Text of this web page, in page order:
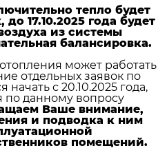
тепло будет
17.10.2025 года будет
из системы
балансировка.
может работать
отдельных заявок по
с 20.10.2025 года,
по данному вопросу
Ваше внимание,
и подводка к ним
помещений.